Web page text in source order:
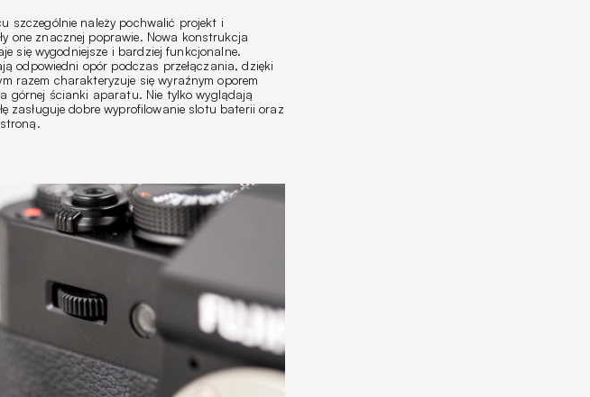
szczególnie należy pochwalić projekt i
one znacznej poprawie. Nowa konstrukcja
się wygodniejsze i bardziej funkcjonalne.
odpowiedni opór podczas przełączania, dzięki
razem charakteryzuje się wyraźnym oporem
górnej ścianki aparatu. Nie tylko wyglądają
zasługuje dobre wyprofilowanie slotu baterii oraz